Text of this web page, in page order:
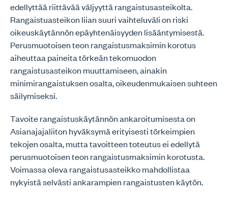
edellyttää riittävää väljyyttä rangaistusasteikolta.
Rangaistuasteikon liian suuri vaihteluväli on riski
oikeuskäytännön epäyhtenäisyyden lisääntymisestä.
Perusmuotoisen teon rangaistusmaksimin korotus
aiheuttaa paineita törkeän tekomuodon
rangaistusasteikon muuttamiseen, ainakin
minimirangaistuksen osalta, oikeudenmukaisen suhteen
säilymiseksi.
Tavoite rangaistuskäytännön ankaroitumisesta on
Asianajajaliiton hyväksymä erityisesti törkeimpien
tekojen osalta, mutta tavoitteen toteutus ei edellytä
perusmuotoisen teon rangaistusmaksimin korotusta.
Voimassa oleva rangaistusasteikko mahdollistaa
nykyistä selvästi ankarampien rangaistusten käytön.